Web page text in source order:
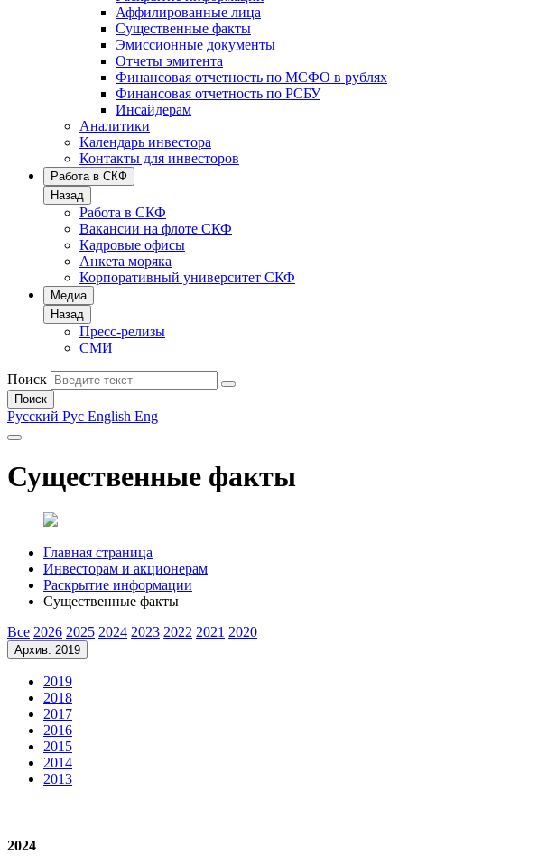
Аффилированные лица
Существенные факты
Эмиссионные документы
Отчеты эмитента
Финансовая отчетность по МСФО в рублях
Финансовая отчетность по РСБУ
Инсайдерам
Аналитики
Календарь инвестора
Контакты для инвесторов
Работа в СКФ
Назад
Работа в СКФ
Вакансии на флоте СКФ
Кадровые офисы
Анкета моряка
Корпоративный университет СКФ
Медиа
Назад
Пресс-релизы
СМИ
Поиск
Поиск
Русский Рус English Eng
Существенные факты
Главная страница
Инвесторам и акционерам
Раскрытие информации
Существенные факты
Все 2026 2025 2024 2023 2022 2021 2020
Архив: 2019
2019
2018
2017
2016
2015
2014
2013
2024